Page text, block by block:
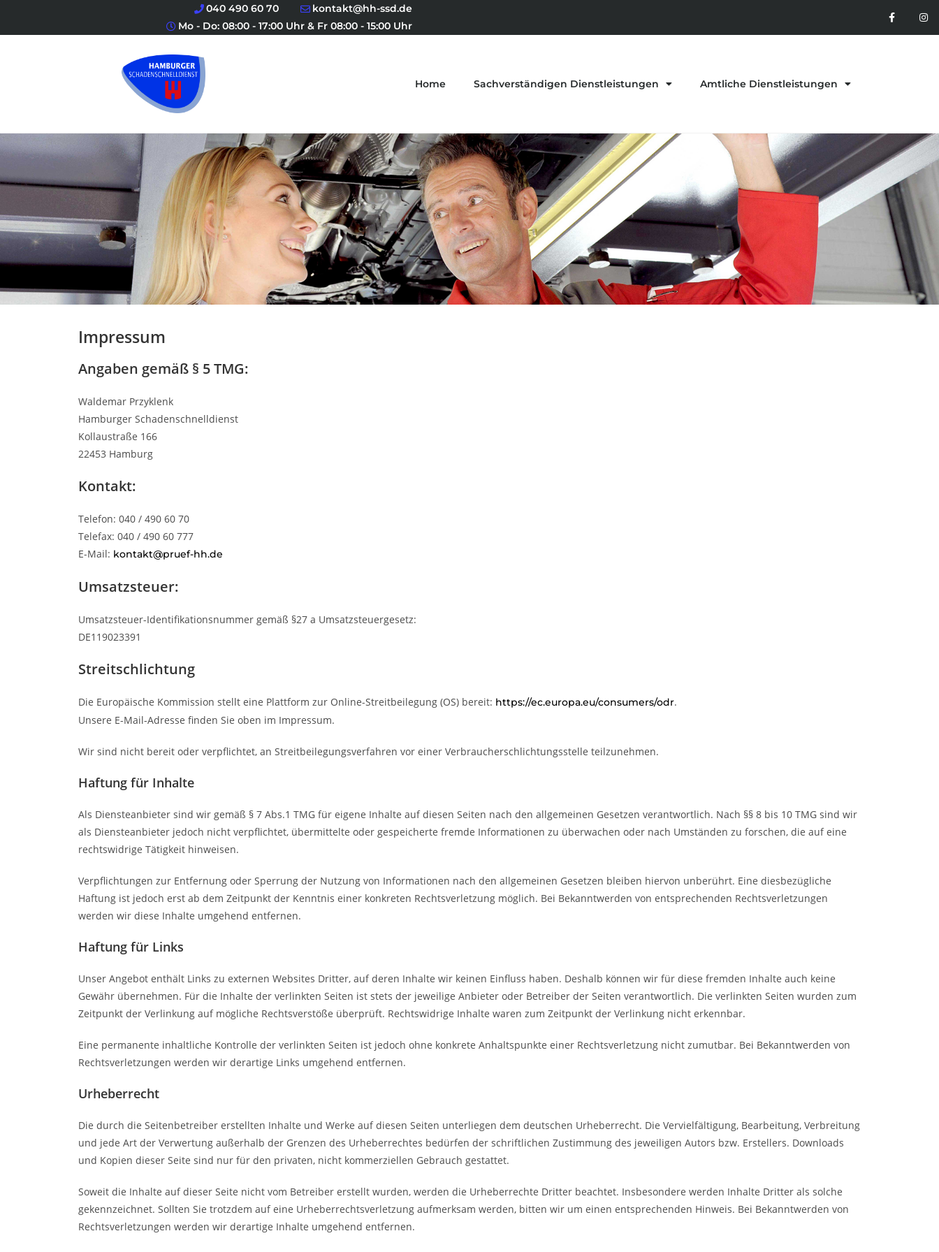
040 490 60 70
kontakt@hh-ssd.de
Mo - Do: 08:00 - 17:00 Uhr & Fr 08:00 - 15:00 Uhr
Home Sachverständigen Dienstleistungen Amtliche Dienstleistungen
Impressum
Angaben gemäß § 5 TMG:
Waldemar Przyklenk
Hamburger Schadenschnelldienst
Kollaustraße 166
22453 Hamburg
Kontakt:
Telefon: 040 / 490 60 70
Telefax: 040 / 490 60 777
E-Mail: kontakt@pruef-hh.de
Umsatzsteuer:
Umsatzsteuer-Identifikationsnummer gemäß §27 a Umsatzsteuergesetz:
DE119023391
Streitschlichtung
Die Europäische Kommission stellt eine Plattform zur Online-Streitbeilegung (OS) bereit: https://ec.europa.eu/consumers/odr.
Unsere E-Mail-Adresse finden Sie oben im Impressum.
Wir sind nicht bereit oder verpflichtet, an Streitbeilegungsverfahren vor einer Verbraucherschlichtungsstelle teilzunehmen.
Haftung für Inhalte
Als Diensteanbieter sind wir gemäß § 7 Abs.1 TMG für eigene Inhalte auf diesen Seiten nach den allgemeinen Gesetzen verantwortlich. Nach §§ 8 bis 10 TMG sind wir
als Diensteanbieter jedoch nicht verpflichtet, übermittelte oder gespeicherte fremde Informationen zu überwachen oder nach Umständen zu forschen, die auf eine
rechtswidrige Tätigkeit hinweisen.
Verpflichtungen zur Entfernung oder Sperrung der Nutzung von Informationen nach den allgemeinen Gesetzen bleiben hiervon unberührt. Eine diesbezügliche
Haftung ist jedoch erst ab dem Zeitpunkt der Kenntnis einer konkreten Rechtsverletzung möglich. Bei Bekanntwerden von entsprechenden Rechtsverletzungen
werden wir diese Inhalte umgehend entfernen.
Haftung für Links
Unser Angebot enthält Links zu externen Websites Dritter, auf deren Inhalte wir keinen Einfluss haben. Deshalb können wir für diese fremden Inhalte auch keine
Gewähr übernehmen. Für die Inhalte der verlinkten Seiten ist stets der jeweilige Anbieter oder Betreiber der Seiten verantwortlich. Die verlinkten Seiten wurden zum
Zeitpunkt der Verlinkung auf mögliche Rechtsverstöße überprüft. Rechtswidrige Inhalte waren zum Zeitpunkt der Verlinkung nicht erkennbar.
Eine permanente inhaltliche Kontrolle der verlinkten Seiten ist jedoch ohne konkrete Anhaltspunkte einer Rechtsverletzung nicht zumutbar. Bei Bekanntwerden von
Rechtsverletzungen werden wir derartige Links umgehend entfernen.
Urheberrecht
Die durch die Seitenbetreiber erstellten Inhalte und Werke auf diesen Seiten unterliegen dem deutschen Urheberrecht. Die Vervielfältigung, Bearbeitung, Verbreitung
und jede Art der Verwertung außerhalb der Grenzen des Urheberrechtes bedürfen der schriftlichen Zustimmung des jeweiligen Autors bzw. Erstellers. Downloads
und Kopien dieser Seite sind nur für den privaten, nicht kommerziellen Gebrauch gestattet.
Soweit die Inhalte auf dieser Seite nicht vom Betreiber erstellt wurden, werden die Urheberrechte Dritter beachtet. Insbesondere werden Inhalte Dritter als solche
gekennzeichnet. Sollten Sie trotzdem auf eine Urheberrechtsverletzung aufmerksam werden, bitten wir um einen entsprechenden Hinweis. Bei Bekanntwerden von
Rechtsverletzungen werden wir derartige Inhalte umgehend entfernen.